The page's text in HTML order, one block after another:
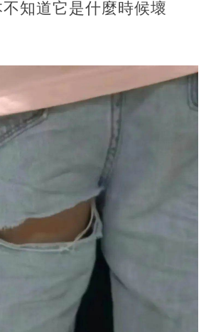
知道它是什麼時候壞